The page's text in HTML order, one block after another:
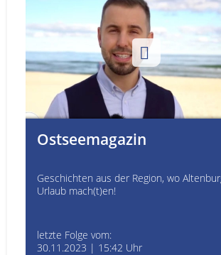
Ostseemagazin
Geschichten aus der Region, wo
Urlaub mach(t)en!
letzte Folge vom:
30.11.2023 | 15:42 Uhr